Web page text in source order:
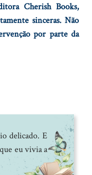
Cherish Books,
sinceras. Não
por parte da
delicado. E
eu vivia a